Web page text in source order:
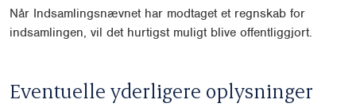
Når Indsamlingsnævnet har modtaget et regnskab for
indsamlingen, vil det hurtigst muligt blive offentliggjort.
Eventuelle yderligere oplysninger